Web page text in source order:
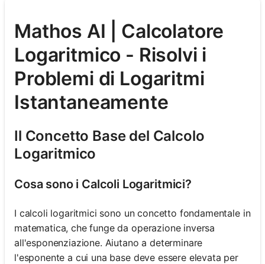
Mathos AI | Calcolatore
Logaritmico - Risolvi i
Problemi di Logaritmi
Istantaneamente
Il Concetto Base del Calcolo
Logaritmico
Cosa sono i Calcoli Logaritmici?
I calcoli logaritmici sono un concetto fondamentale in
matematica, che funge da operazione inversa
all'esponenziazione. Aiutano a determinare
l'esponente a cui una base deve essere elevata per